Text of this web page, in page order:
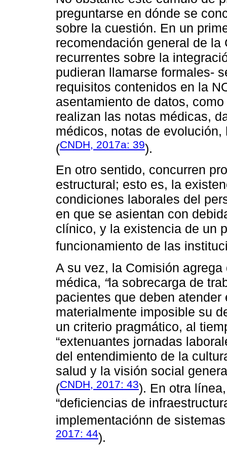
preguntarse en dónde se
sobre la cuestión. En un
recomendación general de
recurrentes sobre la
pudieran llamarse formales-
requisitos contenidos en la
asentamiento de datos,
realizan las notas médicas,
médicos, notas de
(CNDH, 2017a: 39).
En otro sentido, concurren
estructural; esto es, la
condiciones laborales del
en que se asientan con
clínico, y la existencia de un
funcionamiento de las
A su vez, la Comisión
médica, “la sobrecarga de
pacientes que deben
materialmente imposible su
un criterio pragmático, al
“extenuantes jornadas
del entendimiento de la
salud y la visión social
(CNDH, 2017: 43). En otra
“deficiencias de
implementaciónn de
2017: 44).